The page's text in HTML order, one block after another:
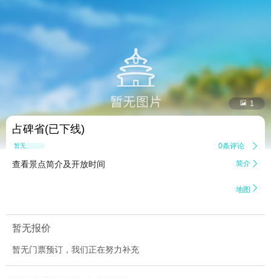
 1
占碑省(已下线)
暂无点评 0条评论 
查看景点简介及开放时间 简介 
地图 
暂无报价
暂无门票预订，我们正在努力补充